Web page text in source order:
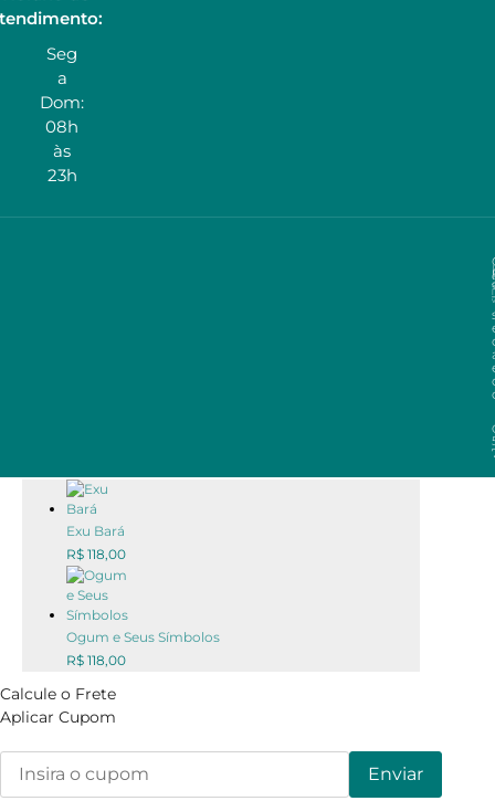
Seg
a
Dom:
08h
às
23h
Exu Bará
R$ 118,00
Ogum e Seus Símbolos
R$ 118,00
Calcule o Frete
Aplicar Cupom
Enviar